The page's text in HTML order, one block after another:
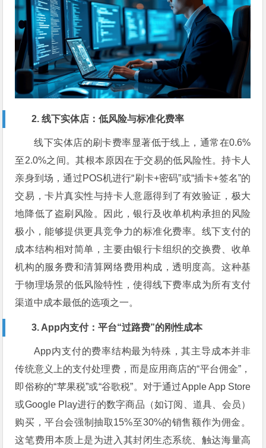
2. 线下实体店：低风险与标准化费率
线下实体店的刷卡费率显著低于线上，通常在0.6%
至2.0%之间。其根本原因在于交易的低风险性。持卡人
亲身到场，通过POS机进行“刷卡+密码”或“插卡+签名”的
交易，卡片真实性与持卡人意愿得到了有效验证，极大
地降低了盗刷风险。因此，银行及收单机构承担的风险
极小，能够提供更具竞争力的标准化费率。线下支付的
成本结构相对简单，主要由银行卡组织的交换费、收单
机构的服务费和清算网络费用构成，透明度高。这种基
于物理场景的低风险特性，使得线下费率成为所有支付
渠道中成本最低的选项之一。
3. App内支付：平台“过路费”的刚性成本
App内支付的费率结构最为特殊，其主导成本并非
传统意义上的支付处理费，而是应用商店的“平台佣金”，
即俗称的“苹果税”或“谷歌税”。对于通过Apple App Store
或Google Play进行的数字商品（如订阅、道具、会员）
购买，平台会强制抽取15%至30%的销售额作为佣金。
这笔费用本质上是为进入其封闭生态系统、触达海量高